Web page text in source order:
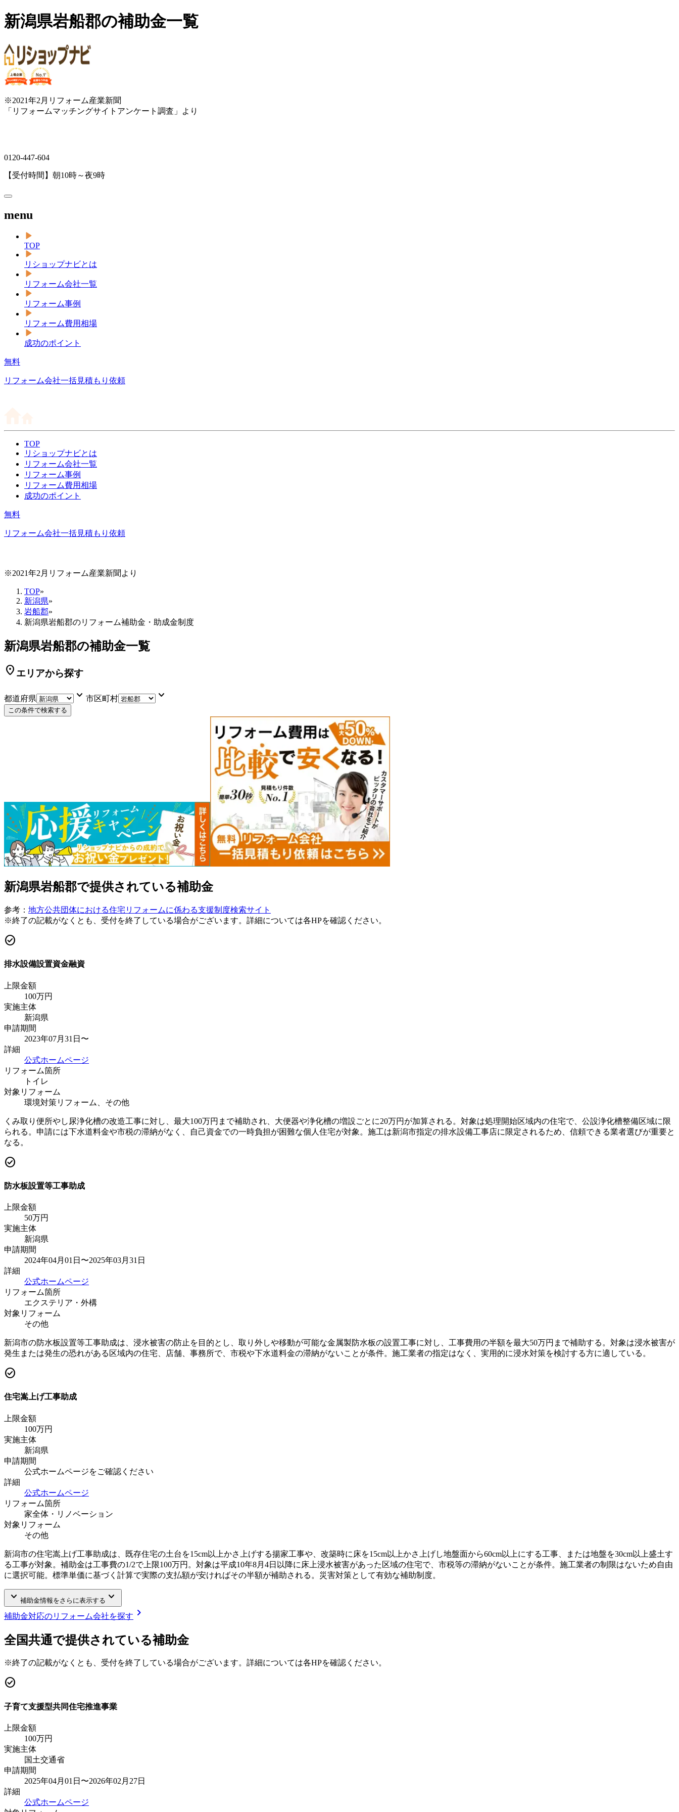
新潟県岩船郡の補助金一覧
※2021年2月リフォーム産業新聞
「リフォームマッチングサイトアンケート調査」より
0120-447-604
【受付時間】朝10時～夜9時
menu
TOP
リショップナビとは
リフォーム会社一覧
リフォーム事例
リフォーム費用相場
成功のポイント
無料
リフォーム会社一括見積もり依頼
TOP
リショップナビとは
リフォーム会社一覧
リフォーム事例
リフォーム費用相場
成功のポイント
無料
リフォーム会社一括見積もり依頼
※2021年2月リフォーム産業新聞より
TOP»
新潟県»
岩船郡»
新潟県岩船郡のリフォーム補助金・助成金制度
新潟県岩船郡の補助金一覧
location_on エリアから探す
都道府県 keyboard_arrow_down 市区町村 keyboard_arrow_down
この条件で検索する
新潟県岩船郡で提供されている補助金
参考： 地方公共団体における住宅リフォームに係わる支援制度検索サイト
※終了の記載がなくとも、受付を終了している場合がございます。詳細については各HPを確認ください。
check_circle
排水設備設置資金融資
上限金額
100万円
実施主体
新潟県
申請期間
2023年07月31日〜
詳細
公式ホームページ
リフォーム箇所
トイレ
対象リフォーム
環境対策リフォーム、その他
くみ取り便所やし尿浄化槽の改造工事に対し、最大100万円まで補助され、大便器や浄化槽の増設ごとに20万円が加算される。対象は処理開始区域内の住宅で、公設浄化槽整備区域に限
られる。申請には下水道料金や市税の滞納がなく、自己資金での一時負担が困難な個人住宅が対象。施工は新潟市指定の排水設備工事店に限定されるため、信頼できる業者選びが重要と
なる。
check_circle
防水板設置等工事助成
上限金額
50万円
実施主体
新潟県
申請期間
2024年04月01日〜2025年03月31日
詳細
公式ホームページ
リフォーム箇所
エクステリア・外構
対象リフォーム
その他
新潟市の防水板設置等工事助成は、浸水被害の防止を目的とし、取り外しや移動が可能な金属製防水板の設置工事に対し、工事費用の半額を最大50万円まで補助する。対象は浸水被害が
発生または発生の恐れがある区域内の住宅、店舗、事務所で、市税や下水道料金の滞納がないことが条件。施工業者の指定はなく、実用的に浸水対策を検討する方に適している。
check_circle
住宅嵩上げ工事助成
上限金額
100万円
実施主体
新潟県
申請期間
公式ホームページをご確認ください
詳細
公式ホームページ
リフォーム箇所
家全体・リノベーション
対象リフォーム
その他
新潟市の住宅嵩上げ工事助成は、既存住宅の土台を15cm以上かさ上げする揚家工事や、改築時に床を15cm以上かさ上げし地盤面から60cm以上にする工事、または地盤を30cm以上盛土す
る工事が対象。補助金は工事費の1/2で上限100万円。対象は平成10年8月4日以降に床上浸水被害があった区域の住宅で、市税等の滞納がないことが条件。施工業者の制限はないため自由
に選択可能。標準単価に基づく計算で実際の支払額が安ければその半額が補助される。災害対策として有効な補助制度。
keyboard_arrow_down 補助金情報をさらに表示する keyboard_arrow_down
補助金対応のリフォーム会社を探す chevron_right
全国共通で提供されている補助金
※終了の記載がなくとも、受付を終了している場合がございます。詳細については各HPを確認ください。
check_circle
子育て支援型共同住宅推進事業
上限金額
100万円
実施主体
国土交通省
申請期間
2025年04月01日〜2026年02月27日
詳細
公式ホームページ